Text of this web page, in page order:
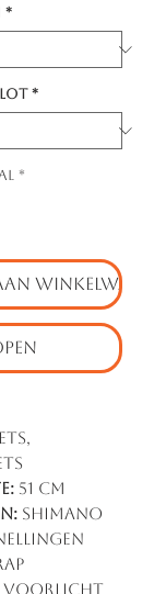
*
*
*
WINKELWAGEN
51 cm
Shimano
Voorlicht